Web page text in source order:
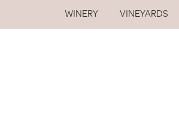
WINERY VINEYARDS